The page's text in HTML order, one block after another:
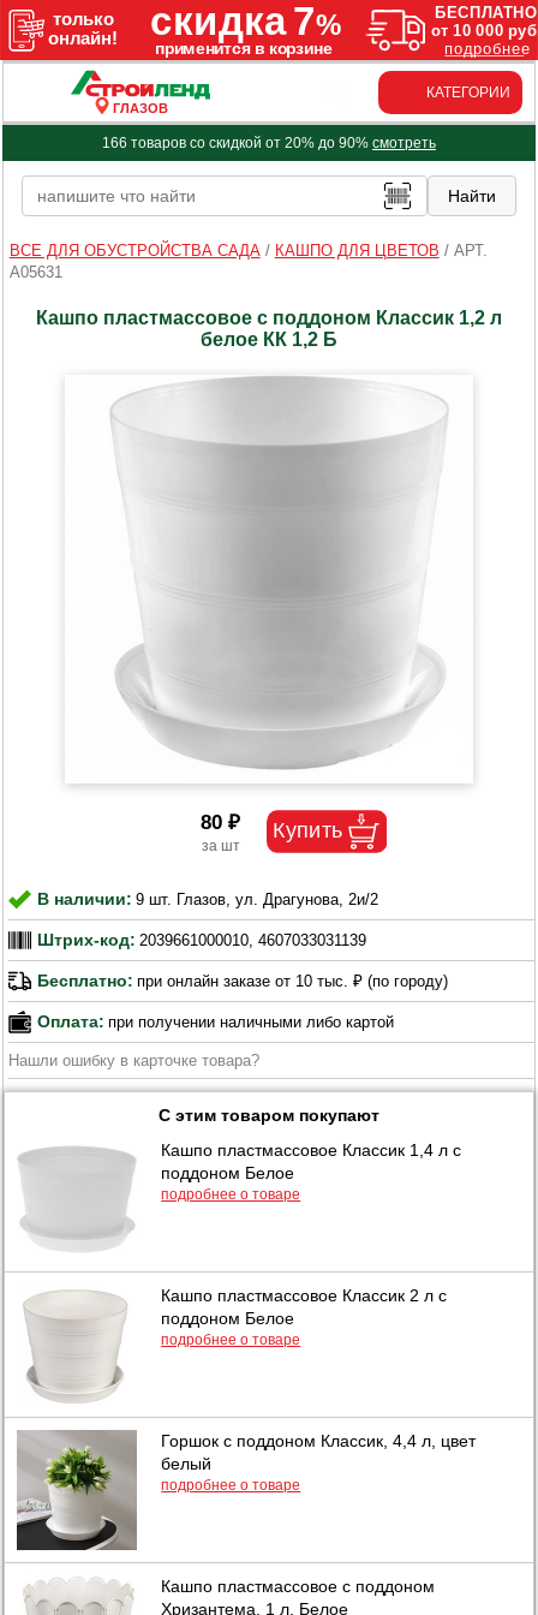
ГЛАЗОВ
КАТЕГОРИИ
166 товаров со скидкой от 20% до 90% смотреть
ВСЕ ДЛЯ ОБУСТРОЙСТВА САДА/ КАШПО ДЛЯ ЦВЕТОВ / АРТ.
A05631
Кашпо пластмассовое с поддоном Классик 1,2 л
белое КК 1,2 Б
80 ₽
В наличии: 9 шт. Глазов, ул. Драгунова, 2и/2
Штрих-код: 2039661000010, 4607033031139
Бесплатно: при онлайн заказе от 10 тыс. ₽ (по городу)
Оплата: при получении наличными либо картой
Нашли ошибку в карточке товара?
С этим товаром покупают
Кашпо пластмассовое Классик 1,4 л с
поддоном Белое
подробнее о товаре
Кашпо пластмассовое Классик 2 л с
поддоном Белое
подробнее о товаре
Горшок с поддоном Классик, 4,4 л, цвет
белый
подробнее о товаре
Кашпо пластмассовое с поддоном
Хризантема, 1 л, Белое